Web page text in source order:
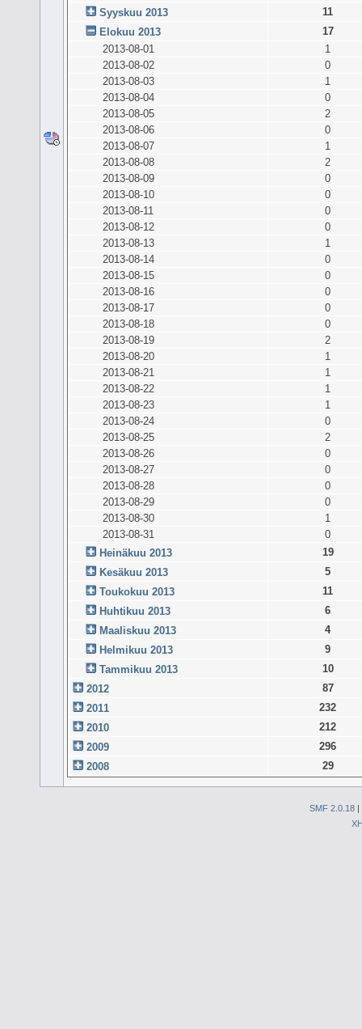
Syyskuu 2013
11
Elokuu 2013
17
2013-08-01
1
2013-08-02
0
2013-08-03
1
2013-08-04
0
2013-08-05
2
2013-08-06
0
2013-08-07
1
2013-08-08
2
2013-08-09
0
2013-08-10
0
2013-08-11
0
2013-08-12
0
2013-08-13
1
2013-08-14
0
2013-08-15
0
2013-08-16
0
2013-08-17
0
2013-08-18
0
2013-08-19
2
2013-08-20
1
2013-08-21
1
2013-08-22
1
2013-08-23
1
2013-08-24
0
2013-08-25
2
2013-08-26
0
2013-08-27
0
2013-08-28
0
2013-08-29
0
2013-08-30
1
2013-08-31
0
Heinäkuu 2013
19
Kesäkuu 2013
5
Toukokuu 2013
11
Huhtikuu 2013
6
Maaliskuu 2013
4
Helmikuu 2013
9
Tammikuu 2013
10
2012
87
2011
232
2010
212
2009
296
2008
29
SMF 2.0.18 |